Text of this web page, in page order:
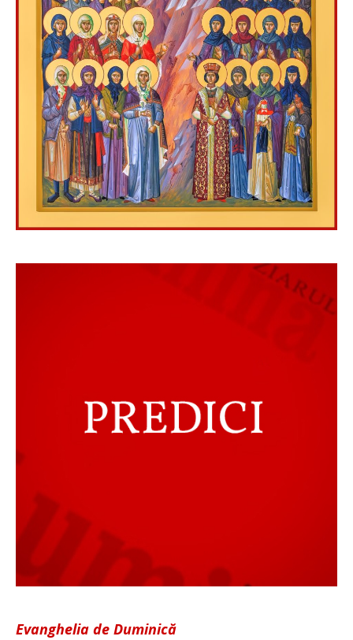
Evanghelia de Duminică